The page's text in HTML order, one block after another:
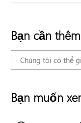
Bạn cần
Bạn muốn